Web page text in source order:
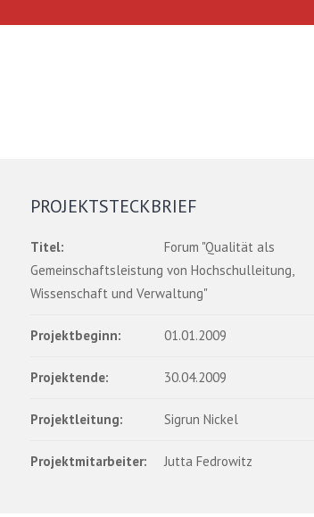
PROJEKTSTECKBRIEF
Titel:
Forum "Qualität als
Gemeinschaftsleistung von Hochschulleitung,
Wissenschaft und Verwaltung"
Projektbeginn: 01.01.2009
Projektende: 30.04.2009
Projektleitung: Sigrun Nickel
Projektmitarbeiter: Jutta Fedrowitz